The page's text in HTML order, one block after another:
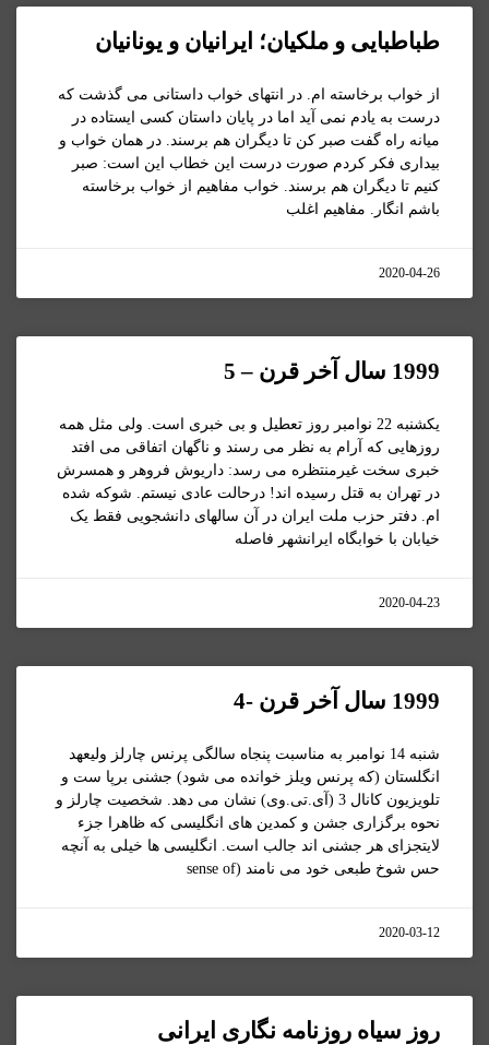
طباطبایی و ملکیان؛ ایرانیان و یونانیان
از خواب برخاسته ام. در انتهای خواب داستانی می گذشت که
درست به يادم نمی آيد اما در پايان داستان کسی ايستاده در
ميانه راه گفت صبر کن تا ديگران هم برسند. در همان خواب و
بيداری فکر کردم صورت درست اين خطاب اين است: صبر
کنيم تا ديگران هم برسند. خواب مفاهيم از خواب برخاسته
باشم انگار. مفاهيم اغلب
2020-04-26
1999 سال آخر قرن – 5
یکشنبه 22 نوامبر روز تعطیل و بی خبری است. ولی مثل همه
روزهایی که آرام به نظر می رسند و ناگهان اتفاقی می افتد
خبری سخت غیرمنتظره می رسد: داریوش فروهر و همسرش
در تهران به قتل رسیده اند! درحالت عادی نیستم. شوکه شده
ام. دفتر حزب ملت ایران در آن سالهای دانشجویی فقط یک
خیابان با خوابگاه ایرانشهر فاصله
2020-04-23
1999 سال آخر قرن -4
شنبه 14 نوامبر به مناسبت پنجاه سالگی پرنس چارلز ولیعهد
انگلستان (که پرنس ویلز خوانده می شود) جشنی برپا ست و
تلویزیون کانال 3 (آی.تی.وی) نشان می دهد. شخصیت چارلز و
نحوه برگزاری جشن و کمدین های انگلیسی که ظاهرا جزء
لایتجزای هر جشنی اند جالب است. انگلیسی ها خیلی به آنچه
حس شوخ طبعی خود می نامند (sense of
2020-03-12
روز سیاه روزنامه نگاری ایرانی